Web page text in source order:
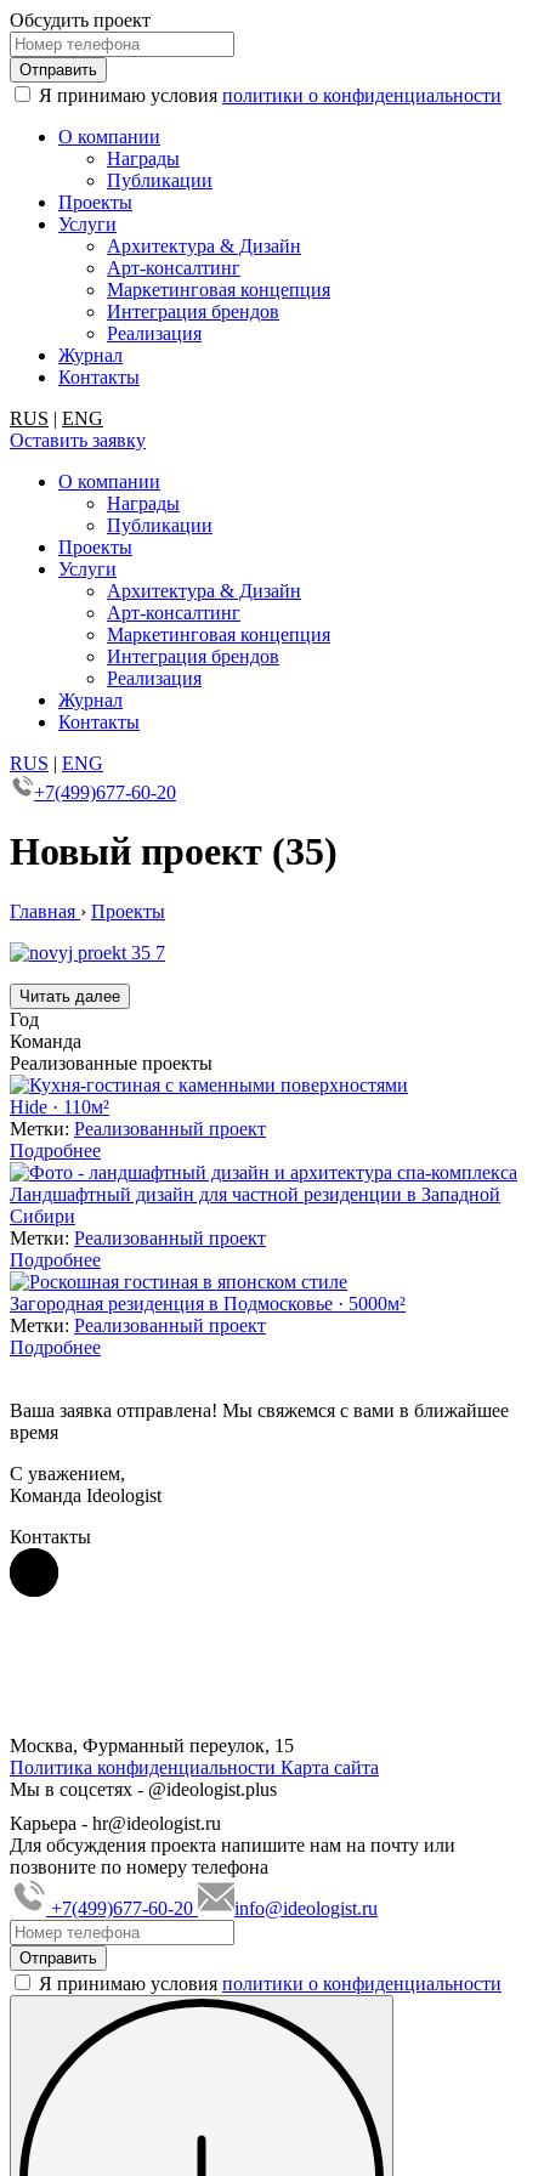
Обсудить проект
Я принимаю условия политики о конфиденциальности
О компании
Награды
Публикации
Проекты
Услуги
Архитектура & Дизайн
Арт-консалтинг
Маркетинговая концепция
Интеграция брендов
Реализация
Журнал
Контакты
RUS | ENG
Оставить заявку
О компании
Награды
Публикации
Проекты
Услуги
Архитектура & Дизайн
Арт-консалтинг
Маркетинговая концепция
Интеграция брендов
Реализация
Журнал
Контакты
RUS | ENG
+7(499)677-60-20
Новый проект (35)
Главная › Проекты
Читать далее
Год
Команда
Реализованные проекты
Hide · 110м²
Метки: Реализованный проект
Подробнее
Ландшафтный дизайн для частной резиденции в Западной
Сибири
Метки: Реализованный проект
Подробнее
Загородная резиденция в Подмосковье · 5000м²
Метки: Реализованный проект
Подробнее
Ваша заявка отправлена! Мы свяжемся с вами в ближайшее
время
С уважением,
Команда Ideologist
Контакты
Москва, Фурманный переулок, 15
Политика конфиденциальности Карта сайта
Мы в соцсетях - @ideologist.plus
Карьера - hr@ideologist.ru
Для обсуждения проекта напишите нам на почту или
позвоните по номеру телефона
+7(499)677-60-20
info@ideologist.ru
Я принимаю условия политики о конфиденциальности